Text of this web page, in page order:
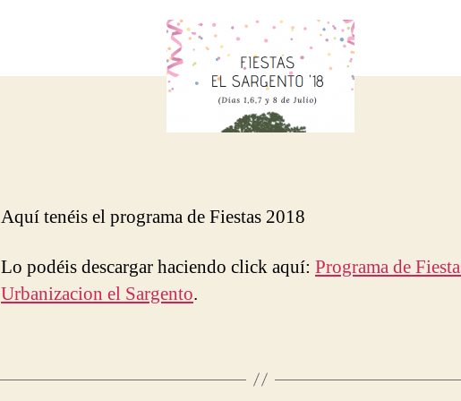
Aquí tenéis el programa de Fiestas 2018
Lo podéis descargar haciendo click aquí: Programa de
Urbanizacion el Sargento.